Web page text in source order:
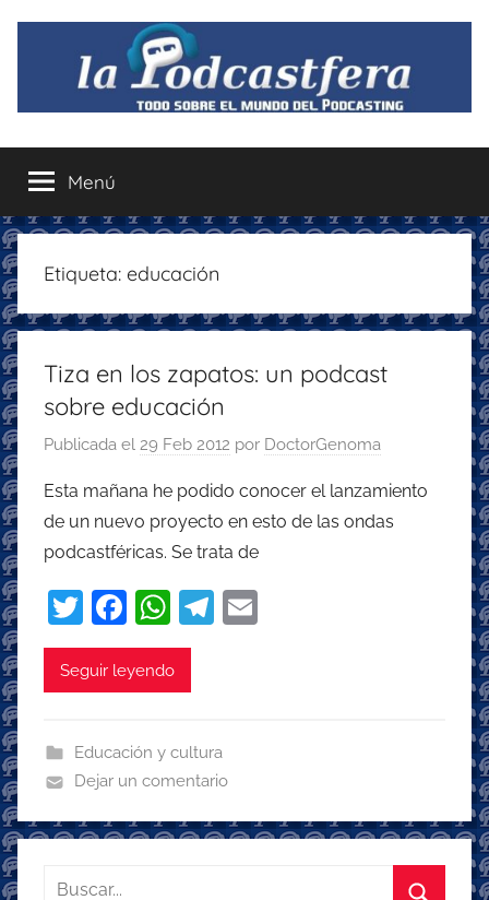
contenido
La
Podcastfera
el
mundo
del
podcasting
recomendaciones
disfrutar
podcastfera
Menú
Etiqueta: educación
Tiza en los zapatos: un podcast
sobre educación
Publicada el 29 Feb 2012 por DoctorGenoma
Esta mañana he podido conocer el lanzamiento
de un nuevo proyecto en esto de las ondas
podcastféricas. Se trata de
T
w
itt
F
a
c
b
o
o
k
W
h
at
A
p
p
T
a
m
Seguir leyendo
Educación y cultura
Dejar un comentario
Buscar: